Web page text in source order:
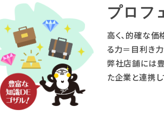
プロフ
高く、的確な
る力＝目利き
弊社店舗には
た企業と連携し